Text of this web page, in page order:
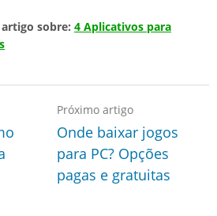
sobre: 4 Aplicativos para
Próximo artigo
Onde baixar jogos
para PC? Opções
pagas e gratuitas